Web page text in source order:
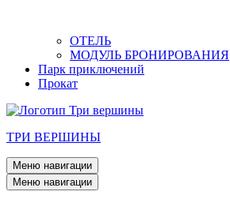
ОТЕЛЬ
МОДУЛЬ БРОНИРОВАНИЯ
Парк приключений
Прокат
ТРИ ВЕРШИНЫ
Меню навигации
Меню навигации